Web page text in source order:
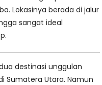
Lokasinya berada di jalur
sangat ideal
destinasi unggulan
Sumatera Utara. Namun